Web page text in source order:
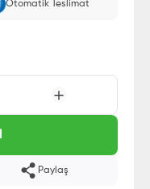
Otomatik Teslimat
Paylaş